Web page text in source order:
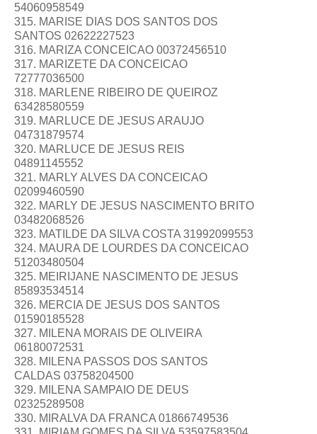
54060958549
315. MARISE DIAS DOS SANTOS DOS
SANTOS 02622227523
316. MARIZA CONCEICAO 00372456510
317. MARIZETE DA CONCEICAO
72777036500
318. MARLENE RIBEIRO DE QUEIROZ
63428580559
319. MARLUCE DE JESUS ARAUJO
04731879574
320. MARLUCE DE JESUS REIS
04891145552
321. MARLY ALVES DA CONCEICAO
02099460590
322. MARLY DE JESUS NASCIMENTO BRITO
03482068526
323. MATILDE DA SILVA COSTA 31992099553
324. MAURA DE LOURDES DA CONCEICAO
51203480504
325. MEIRIJANE NASCIMENTO DE JESUS
85893534514
326. MERCIA DE JESUS DOS SANTOS
01590185528
327. MILENA MORAIS DE OLIVEIRA
06180072531
328. MILENA PASSOS DOS SANTOS
CALDAS 03758204500
329. MILENA SAMPAIO DE DEUS
02325289508
330. MIRALVA DA FRANCA 01866749536